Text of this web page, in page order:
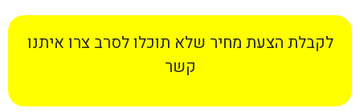
לקבלת הצעת מחיר שלא תוכלו לסרב צרו איתנו
קשר